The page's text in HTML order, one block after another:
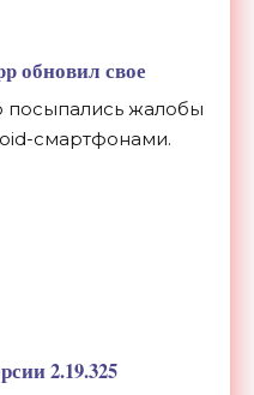
обновил свое
посыпались жалобы
смартфонами.
2.19.325